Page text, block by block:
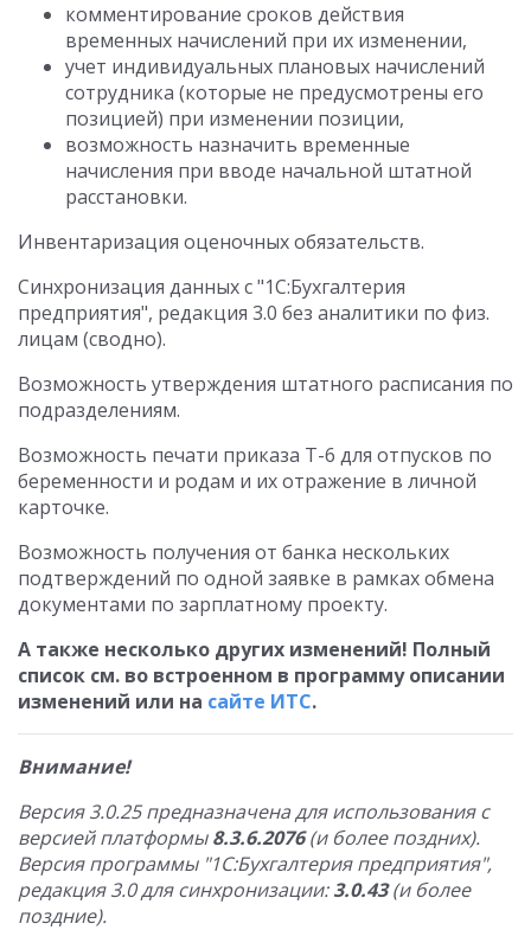
комментирование сроков действия
временных начислений при их изменении,
учет индивидуальных плановых начислений
сотрудника (которые не предусмотрены его
позицией) при изменении позиции,
возможность назначить временные
начисления при вводе начальной штатной
расстановки.
Инвентаризация оценочных обязательств.
Синхронизация данных с "1С:Бухгалтерия
предприятия", редакция 3.0 без аналитики по физ.
лицам (сводно).
Возможность утверждения штатного расписания по
подразделениям.
Возможность печати приказа Т-6 для отпусков по
беременности и родам и их отражение в личной
карточке.
Возможность получения от банка нескольких
подтверждений по одной заявке в рамках обмена
документами по зарплатному проекту.
А также несколько других изменений! Полный
список см. во встроенном в программу описании
изменений или на сайте ИТС.
Внимание!
Версия 3.0.25 предназначена для использования с
версией платформы8.3.6.2076(и более поздних).
Версия программы "1С:Бухгалтерия предприятия",
редакция 3.0 для синхронизации:3.0.43(и более
поздние).